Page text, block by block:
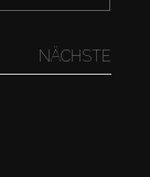
NÄCHSTE